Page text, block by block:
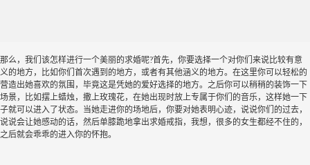
那么，我们该怎样进行一个美丽的求婚呢?首先，你要选择一个对你们来说比较有意
义的地方，比如你们首次遇到的地方，或者有其他涵义的地方。在这里你可以轻松的
营造出她喜欢的氛围，毕竟这是凭她的爱好选择的地方。之后你可以稍稍的装饰一下
场景，比如摆上蜡烛，撒上玫瑰花，在她出现时放上专属于你们的音乐，这样她一下
子就可以进入了状态。当她走进你的场地后，你要对她表明心迹，说说你们的过去，
说说会让她感动的话，然后单膝跪地拿出求婚戒指，我想，很多的女生都经不住的，
之后就会乖乖的进入你的怀抱。